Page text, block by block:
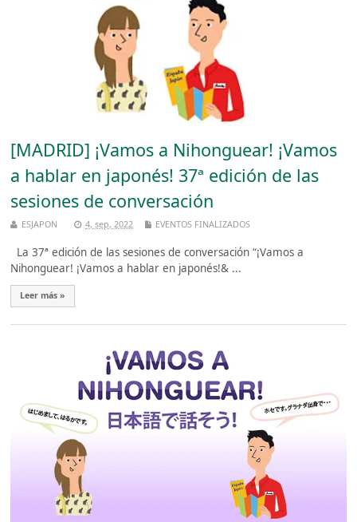
[MADRID] ¡Vamos a Nihonguear! ¡Vamos
a hablar en japonés! 37ª edición de las
sesiones de conversación
ESJAPON 4, sep, 2022 EVENTOS FINALIZADOS
La 37ª edición de las sesiones de conversación “¡Vamos a
Nihonguear! ¡Vamos a hablar en japonés!& ...
Leer más »